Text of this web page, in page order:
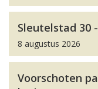
Sleutelstad 30
8 augustus 2026
Voorschoten